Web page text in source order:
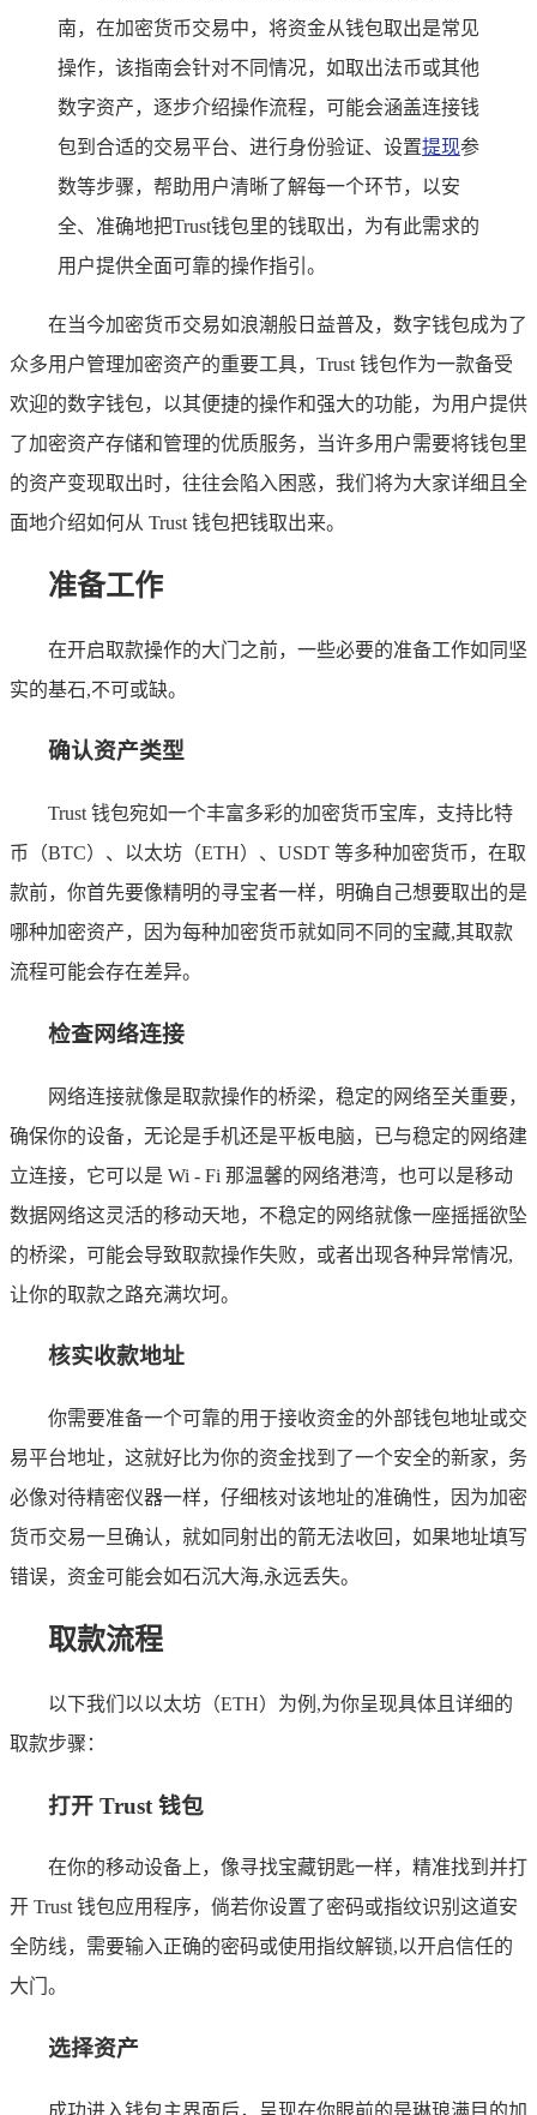
南，在加密货币交易中，将资金从钱包取出是常见
操作，该指南会针对不同情况，如取出法币或其他
数字资产，逐步介绍操作流程，可能会涵盖连接钱
包到合适的交易平台、进行身份验证、设置提现参
数等步骤，帮助用户清晰了解每一个环节，以安
全、准确地把Trust钱包里的钱取出，为有此需求的
用户提供全面可靠的操作指引。
在当今加密货币交易如浪潮般日益普及，数字钱包成为了
众多用户管理加密资产的重要工具，Trust 钱包作为一款备受
欢迎的数字钱包，以其便捷的操作和强大的功能，为用户提供
了加密资产存储和管理的优质服务，当许多用户需要将钱包里
的资产变现取出时，往往会陷入困惑，我们将为大家详细且全
面地介绍如何从 Trust 钱包把钱取出来。
准备工作
在开启取款操作的大门之前，一些必要的准备工作如同坚
实的基石,不可或缺。
确认资产类型
Trust 钱包宛如一个丰富多彩的加密货币宝库，支持比特
币（BTC）、以太坊（ETH）、USDT 等多种加密货币，在取
款前，你首先要像精明的寻宝者一样，明确自己想要取出的是
哪种加密资产，因为每种加密货币就如同不同的宝藏,其取款
流程可能会存在差异。
检查网络连接
网络连接就像是取款操作的桥梁，稳定的网络至关重要，
确保你的设备，无论是手机还是平板电脑，已与稳定的网络建
立连接，它可以是 Wi - Fi 那温馨的网络港湾，也可以是移动
数据网络这灵活的移动天地，不稳定的网络就像一座摇摇欲坠
的桥梁，可能会导致取款操作失败，或者出现各种异常情况,
让你的取款之路充满坎坷。
核实收款地址
你需要准备一个可靠的用于接收资金的外部钱包地址或交
易平台地址，这就好比为你的资金找到了一个安全的新家，务
必像对待精密仪器一样，仔细核对该地址的准确性，因为加密
货币交易一旦确认，就如同射出的箭无法收回，如果地址填写
错误，资金可能会如石沉大海,永远丢失。
取款流程
以下我们以以太坊（ETH）为例,为你呈现具体且详细的
取款步骤：
打开 Trust 钱包
在你的移动设备上，像寻找宝藏钥匙一样，精准找到并打
开 Trust 钱包应用程序，倘若你设置了密码或指纹识别这道安
全防线，需要输入正确的密码或使用指纹解锁,以开启信任的
大门。
选择资产
成功进入钱包主界面后，呈现在你眼前的是琳琅满目的加